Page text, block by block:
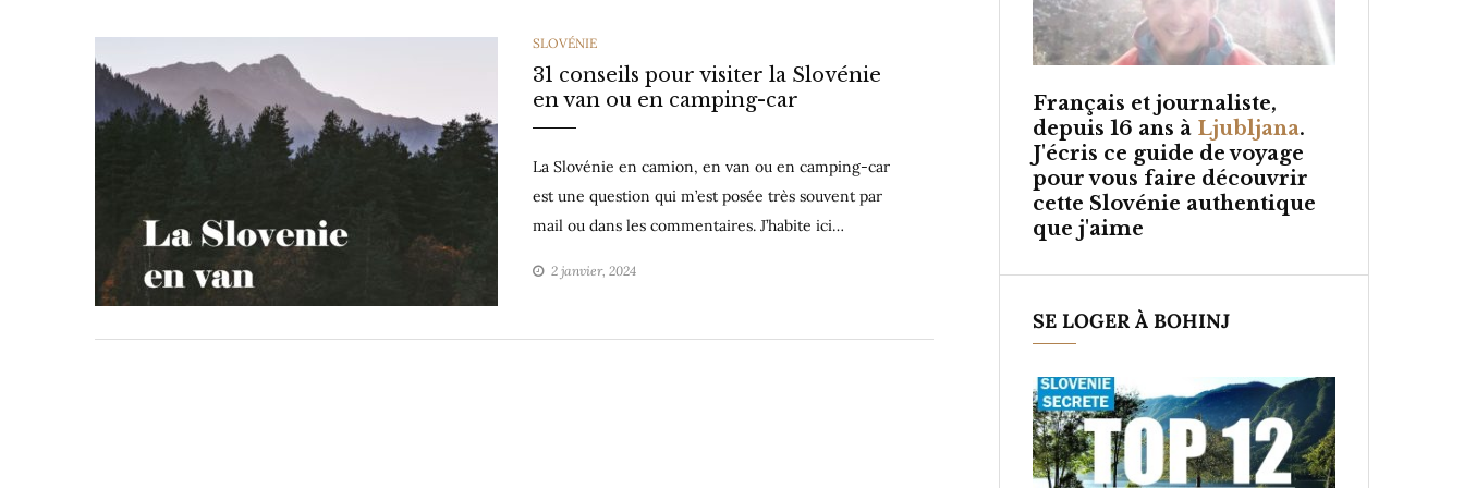
CATEGORIES
SLOVÉNIE
31 conseils pour visiter la Slovénie
en van ou en camping-car
La Slovénie en camion, en van ou en camping-car
est une question qui m’est posée très souvent par
mail ou dans les commentaires. J’habite ici…
2 janvier, 2024
Français et journaliste,
depuis 16 ans à Ljubljana.
J'écris ce guide de voyage
pour vous faire découvrir
cette Slovénie authentique
que j'aime
SE LOGER À BOHINJ